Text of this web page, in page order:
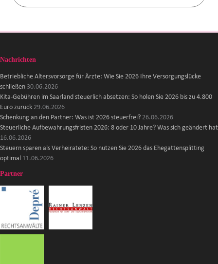
Nachrichten
Betriebliche Altersvorsorge für Ärzte: Wie Sie 2026 Ihre Versorgungslücke
schließen 30.06.2026
Kita-Gebühren im Saarland steuerlich absetzen: So holen Sie 2026 bis zu 4.800
Euro zurück 29.06.2026
Schenkung an den Partner: Was ist 2026 steuerfrei? 26.06.2026
Steuerliche Aufbewahrungsfristen 2026: 8 oder 10 Jahre? Was sich geändert hat
16.06.2026
Steuern sparen als Verheiratete: So nutzen Sie 2026 das Ehegattensplitting
optimal 11.06.2026
Partner